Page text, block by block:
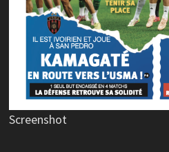
Screenshot